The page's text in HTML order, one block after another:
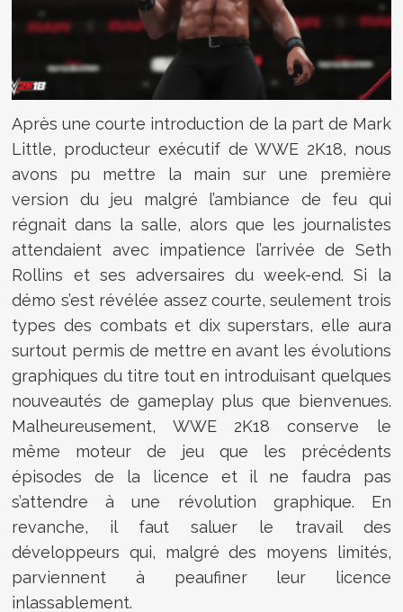
Après une courte introduction de la part de Mark
Little, producteur exécutif de WWE 2K18, nous
avons pu mettre la main sur une première
version du jeu malgré l’ambiance de feu qui
régnait dans la salle, alors que les journalistes
attendaient avec impatience l’arrivée de Seth
Rollins et ses adversaires du week-end. Si la
démo s’est révélée assez courte, seulement trois
types des combats et dix superstars, elle aura
surtout permis de mettre en avant les évolutions
graphiques du titre tout en introduisant quelques
nouveautés de gameplay plus que bienvenues.
Malheureusement, WWE 2K18 conserve le
même moteur de jeu que les précédents
épisodes de la licence et il ne faudra pas
s’attendre à une révolution graphique. En
revanche, il faut saluer le travail des
développeurs qui, malgré des moyens limités,
parviennent à peaufiner leur licence
inlassablement.